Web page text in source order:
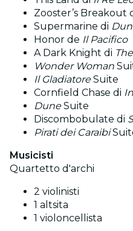
Zooster’s Breakout
Supermarine di
Honor de Il Pacifico
A Dark Knight di
Wonder Woman
Il GladiatoreSuite
Cornfield Chase di
DuneSuite
Discombobulate di
Pirati dei Caraibi
Musicisti
Quartetto d'archi
2 violinisti
1 altsita
1 violoncellista